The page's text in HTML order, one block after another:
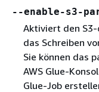
--enable-s3-
Aktiviert den
das Schreiben
Sie können das
AWS Glue-
Glue-Job